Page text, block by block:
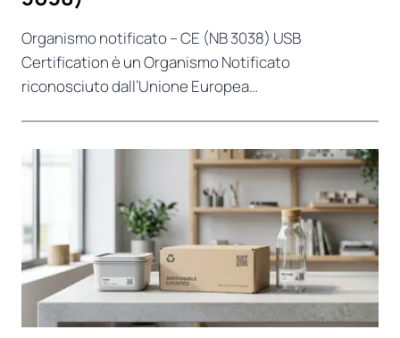
Organismo notificato – CE (NB 3038) USB
Certification è un Organismo Notificato
riconosciuto dall’Unione Europea…